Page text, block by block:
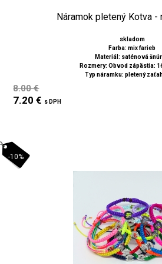
Náramok pletený Kotva -
skladom
Farba: mix farieb
Materiál: saténová
Rozmery: Obvod zápästia:
Typ náramku: pletený
8.00 €
7.20 € s DPH
-10%